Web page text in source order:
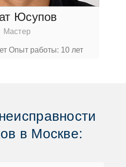
Юсупoв
Мастер
Опыт рабoты: 10 лет
в Москве: